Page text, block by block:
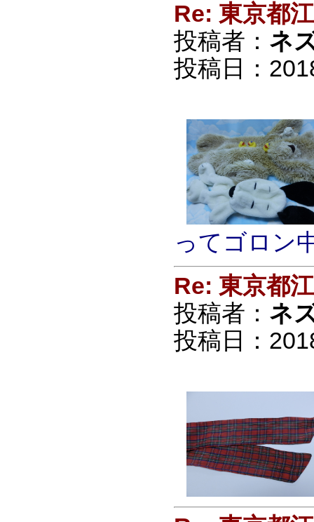
Re: 東京都
投稿者： ネ
投稿日：
ってゴロン
Re: 東京都
投稿者： ネ
投稿日：